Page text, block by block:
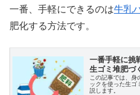
一番、手軽にできるのは牛乳
肥化する方法です。
一番手軽に挑
生ゴミ堆肥づ
この記事では、身
ックを使った生ゴ
説します。